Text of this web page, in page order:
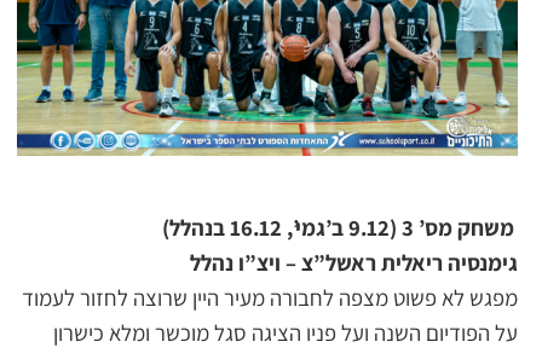
משחק מס’ 3 (9.12 ב’גמי’, 16.12 בנהלל)
גימנסיה ריאלית ראשל”צ – ויצ”ו נהלל
מפגש לא פשוט מצפה לחבורה מעיר היין שרוצה לחזור לעמוד
על הפודיום השנה ועל פניו הציגה סגל מוכשר ומלא כישרון